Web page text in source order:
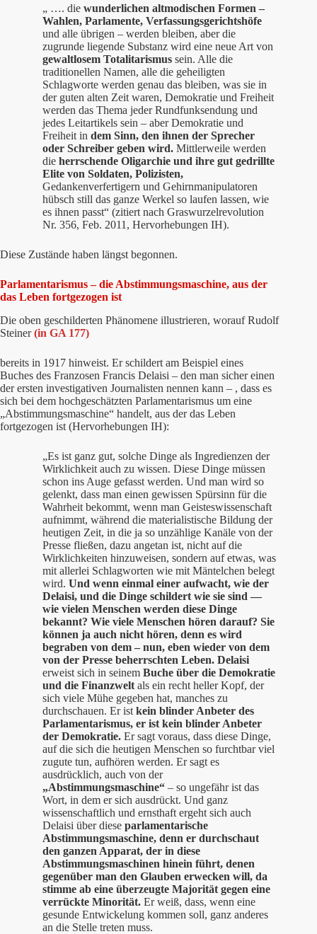
„ …. die wunderlichen altmodischen Formen –
Wahlen, Parlamente, Verfassungsgerichtshöfe
und alle übrigen – werden bleiben, aber die
zugrunde liegende Substanz wird eine neue Art von
gewaltlosem Totalitarismus sein. Alle die
traditionellen Namen, alle die geheiligten
Schlagworte werden genau das bleiben, was sie in
der guten alten Zeit waren, Demokratie und Freiheit
werden das Thema jeder Rundfunksendung und
jedes Leitartikels sein – aber Demokratie und
Freiheit in dem Sinn, den ihnen der Sprecher
oder Schreiber geben wird. Mittlerweile werden
die herrschende Oligarchie und ihre gut gedrillte
Elite von Soldaten, Polizisten,
Gedankenverfertigern und Gehirnmanipulatoren
hübsch still das ganze Werkel so laufen lassen, wie
es ihnen passt“ (zitiert nach Graswurzelrevolution
Nr. 356, Feb. 2011, Hervorhebungen IH).
Diese Zustände haben längst begonnen.
Parlamentarismus – die Abstimmungsmaschine, aus der
das Leben fortgezogen ist
Die oben geschilderten Phänomene illustrieren, worauf Rudolf
Steiner(in GA 177)
bereits in 1917 hinweist. Er schildert am Beispiel eines
Buches des Franzosen Francis Delaisi – den man sicher einen
der ersten investigativen Journalisten nennen kann – , dass es
sich bei dem hochgeschätzten Parlamentarismus um eine
„Abstimmungsmaschine“ handelt, aus der das Leben
fortgezogen ist (Hervorhebungen IH):
„Es ist ganz gut, solche Dinge als Ingredienzen der
Wirklichkeit auch zu wissen. Diese Dinge müssen
schon ins Auge gefasst werden. Und man wird so
gelenkt, dass man einen gewissen Spürsinn für die
Wahrheit bekommt, wenn man Geisteswissenschaft
aufnimmt, während die materialistische Bildung der
heutigen Zeit, in die ja so unzählige Kanäle von der
Presse fließen, dazu angetan ist, nicht auf die
Wirklichkeiten hinzuweisen, sondern auf etwas, was
mit allerlei Schlagworten wie mit Mäntelchen belegt
wird. Und wenn einmal einer aufwacht, wie der
Delaisi, und die Dinge schildert wie sie sind —
wie vielen Menschen werden diese Dinge
bekannt? Wie viele Menschen hören darauf? Sie
können ja auch nicht hören, denn es wird
begraben von dem – nun, eben wieder von dem
von der Presse beherrschten Leben. Delaisi
erweist sich in seinem Buche über die Demokratie
und die Finanzwelt als ein recht heller Kopf, der
sich viele Mühe gegeben hat, manches zu
durchschauen. Er ist kein blinder Anbeter des
Parlamentarismus, er ist kein blinder Anbeter
der Demokratie. Er sagt voraus, dass diese Dinge,
auf die sich die heutigen Menschen so furchtbar viel
zugute tun, aufhören werden. Er sagt es
ausdrücklich, auch von der
„Abstimmungsmaschine“ – so ungefähr ist das
Wort, in dem er sich ausdrückt. Und ganz
wissenschaftlich und ernsthaft ergeht sich auch
Delaisi über diese parlamentarische
Abstimmungsmaschine, denn er durchschaut
den ganzen Apparat, der in diese
Abstimmungsmaschinen hinein führt, denen
gegenüber man den Glauben erwecken will, da
stimme ab eine überzeugte Majorität gegen eine
verrückte Minorität. Er weiß, dass, wenn eine
gesunde Entwickelung kommen soll, ganz anderes
an die Stelle treten muss.